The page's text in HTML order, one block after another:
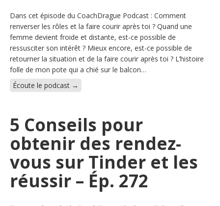
Dans cet épisode du CoachDrague Podcast : Comment
renverser les rôles et la faire courir après toi ? Quand une
femme devient froide et distante, est-ce possible de
ressusciter son intérêt ? Mieux encore, est-ce possible de
retourner la situation et de la faire courir après toi ? L’histoire
folle de mon pote qui a chié sur le balcon…
Écoute le podcast →
5 Conseils pour
obtenir des rendez-
vous sur Tinder et les
réussir – Ép. 272